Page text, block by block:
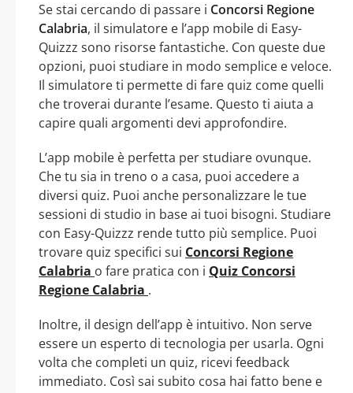
Se stai cercando di passare i Concorsi Regione
Calabria, il simulatore e l’app mobile di Easy-
Quizzz sono risorse fantastiche. Con queste due
opzioni, puoi studiare in modo semplice e veloce.
Il simulatore ti permette di fare quiz come quelli
che troverai durante l’esame. Questo ti aiuta a
capire quali argomenti devi approfondire.
L’app mobile è perfetta per studiare ovunque.
Che tu sia in treno o a casa, puoi accedere a
diversi quiz. Puoi anche personalizzare le tue
sessioni di studio in base ai tuoi bisogni. Studiare
con Easy-Quizzz rende tutto più semplice. Puoi
trovare quiz specifici sui Concorsi Regione
Calabria o fare pratica con i Quiz Concorsi
Regione Calabria .
Inoltre, il design dell’app è intuitivo. Non serve
essere un esperto di tecnologia per usarla. Ogni
volta che completi un quiz, ricevi feedback
immediato. Così sai subito cosa hai fatto bene e